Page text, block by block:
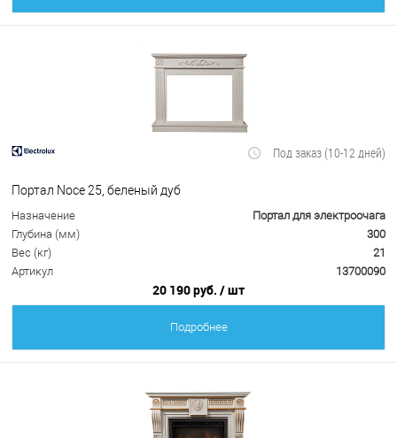
Под заказ (10-12 дней)
Портал Noce 25, беленый дуб
Назначение
Портал для электроочага
Глубина (мм)
300
Вес (кг)
21
Артикул
13700090
20 190 руб. / шт
Подробнее